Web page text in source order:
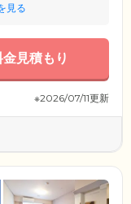
見る
金見積もり
※2026/07/11更新